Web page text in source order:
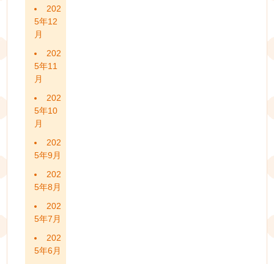
202
5年12
月
202
5年11
月
202
5年10
月
202
5年9月
202
5年8月
202
5年7月
202
5年6月